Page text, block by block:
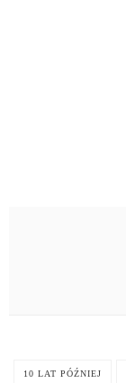
10 LAT PÓŹNIEJ